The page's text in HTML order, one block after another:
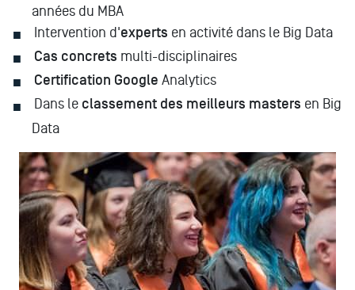
années du MBA
Intervention d'experts en activité dans le Big Data
Cas concrets multi-disciplinaires
Certification Google Analytics
Dans le classement des meilleurs masters en Big
Data